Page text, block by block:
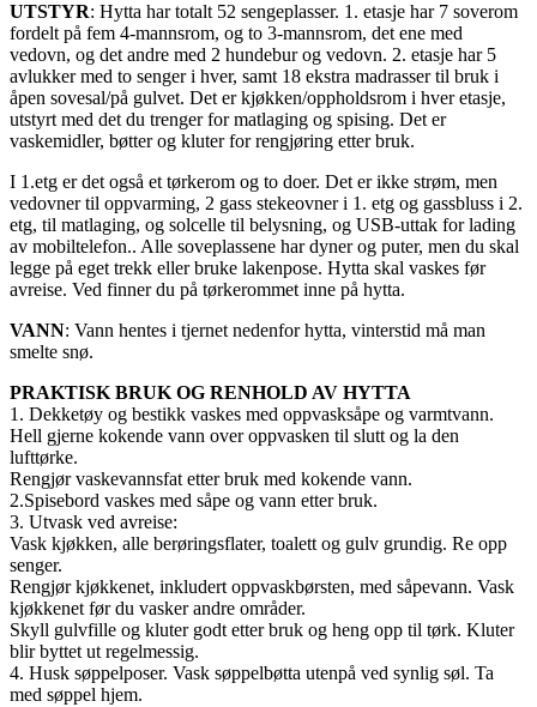
UTSTYR: Hytta har totalt 52 sengeplasser. 1. etasje har 7 soverom
fordelt på fem 4-mannsrom, og to 3-mannsrom, det ene med
vedovn, og det andre med 2 hundebur og vedovn. 2. etasje har 5
avlukker med to senger i hver, samt 18 ekstra madrasser til bruk i
åpen sovesal/på gulvet. Det er kjøkken/oppholdsrom i hver etasje,
utstyrt med det du trenger for matlaging og spising. Det er
vaskemidler, bøtter og kluter for rengjøring etter bruk.
I 1.etg er det også et tørkerom og to doer. Det er ikke strøm, men
vedovner til oppvarming, 2 gass stekeovner i 1. etg og gassbluss i 2.
etg, til matlaging, og solcelle til belysning, og USB-uttak for lading
av mobiltelefon.. Alle soveplassene har dyner og puter, men du skal
legge på eget trekk eller bruke lakenpose. Hytta skal vaskes før
avreise. Ved finner du på tørkerommet inne på hytta.
VANN: Vann hentes i tjernet nedenfor hytta, vinterstid må man
smelte snø.
PRAKTISK BRUK OG RENHOLD AV HYTTA
1. Dekketøy og bestikk vaskes med oppvasksåpe og varmtvann.
Hell gjerne kokende vann over oppvasken til slutt og la den
lufttørke.
Rengjør vaskevannsfat etter bruk med kokende vann.
2.Spisebord vaskes med såpe og vann etter bruk.
3. Utvask ved avreise:
Vask kjøkken, alle berøringsflater, toalett og gulv grundig. Re opp
senger.
Rengjør kjøkkenet, inkludert oppvaskbørsten, med såpevann. Vask
kjøkkenet før du vasker andre områder.
Skyll gulvfille og kluter godt etter bruk og heng opp til tørk. Kluter
blir byttet ut regelmessig.
4. Husk søppelposer. Vask søppelbøtta utenpå ved synlig søl. Ta
med søppel hjem.